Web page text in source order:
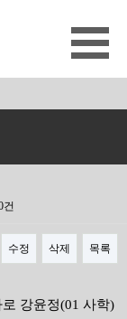
건
수정 삭제 목록
강윤정(01 사학)